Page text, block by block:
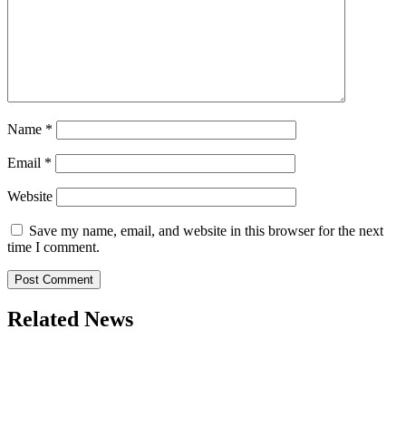
Name *
Email *
Website
Save my name, email, and website in this browser for the next
time I comment.
Related News